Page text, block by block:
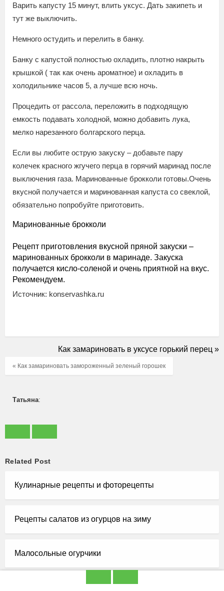
Варить капусту 15 минут, влить уксус. Дать закипеть и
тут же выключить.
Немного остудить и перелить в банку.
Банку с капустой полностью охладить, плотно накрыть
крышкой ( так как очень ароматное) и охладить в
холодильнике часов 5, а лучше всю ночь.
Процедить от рассола, переложить в подходящую
емкость подавать холодной, можно добавить лука,
мелко нарезанного болгарского перца.
Если вы любите острую закуску – добавьте пару
колечек красного жгучего перца в горячий маринад после
выключения газа. Маринованные брокколи готовы.Очень
вкусной получается и маринованная капуста со свеклой,
обязательно попробуйте приготовить.
Маринованные брокколи
Рецепт приготовления вкусной пряной закуски –
маринованных брокколи в маринаде. Закуска
получается кисло-соленой и очень приятной на вкус.
Рекомендуем.
Источник: konservashka.ru
Как замариновать в уксусе горький перец »
« Как замариновать замороженный зеленый горошек
Татьяна:
Related Post
Кулинарные рецепты и фоторецепты
Рецепты салатов из огурцов на зиму
Малосольные огурчики